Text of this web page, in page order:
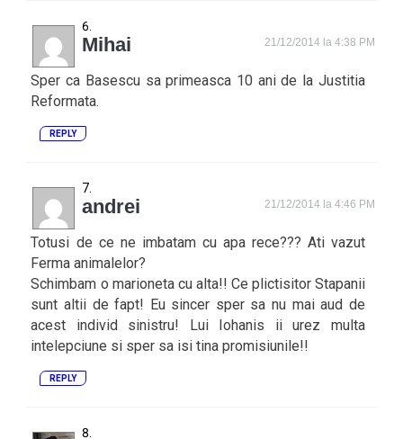
Mihai 21/12/2014 la 4:38 PM
Sper ca Basescu sa primeasca 10 ani de la Justitia
Reformata.
REPLY
andrei 21/12/2014 la 4:46 PM
Totusi de ce ne imbatam cu apa rece??? Ati vazut
Ferma animalelor?
Schimbam o marioneta cu alta!! Ce plictisitor Stapanii
sunt altii de fapt! Eu sincer sper sa nu mai aud de
acest individ sinistru! Lui Iohanis ii urez multa
intelepciune si sper sa isi tina promisiunile!!
REPLY